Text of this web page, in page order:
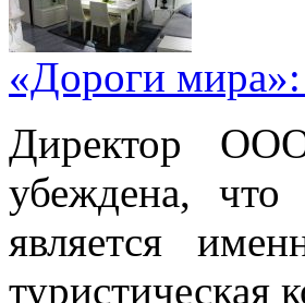
«Дороги
Директор
убеждена, что
является
туристическая